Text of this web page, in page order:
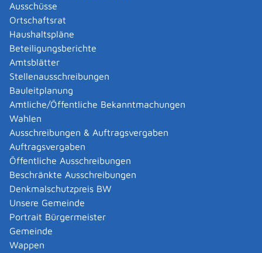
Ausschüsse
Ortschaftsrat
Haushaltspläne
Beteiligungsberichte
Amtsblätter
Stellenausschreibungen
Bauleitplanung
Amtliche/Öffentliche Bekanntmachungen
Wahlen
Ausschreibungen & Auftragsvergaben
Auftragsvergaben
Öffentliche Ausschreibungen
Beschränkte Ausschreibungen
Denkmalschutzpreis BW
Unsere Gemeinde
Portrait Bürgermeister
Gemeinde
Wappen
Kindererziehungszeiten für die ersten
zweieinhalb beziehungsweise drei
Lebensjahre.
häuslichen Pflege.
Beiträge aus Minijobs, die Sie zusammen
mit Ihrem Arbeitgeber gezahlt haben.
Ersatzzeiten: zum Beispiel Monate der politischen
Verfolgung in der DDR.
Bei Ehescheidung: anrechenbare Monate aus einem
Versorgungsausgleich.
Anrechenbare Monate aus einem Rentensplitting
unter Ehegatten oder eingetragenen
Lebenspartnern.
Anrechenbare Monate für versicherungsfreie
Minijobs.